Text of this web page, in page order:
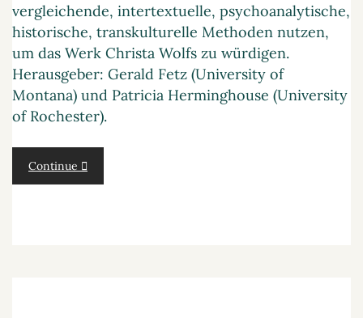
vergleichende, intertextuelle, psychoanalytische,
historische, transkulturelle Methoden nutzen,
um das Werk Christa Wolfs zu würdigen.
Herausgeber: Gerald Fetz (University of
Montana) und Patricia Herminghouse (University
of Rochester).
Continue